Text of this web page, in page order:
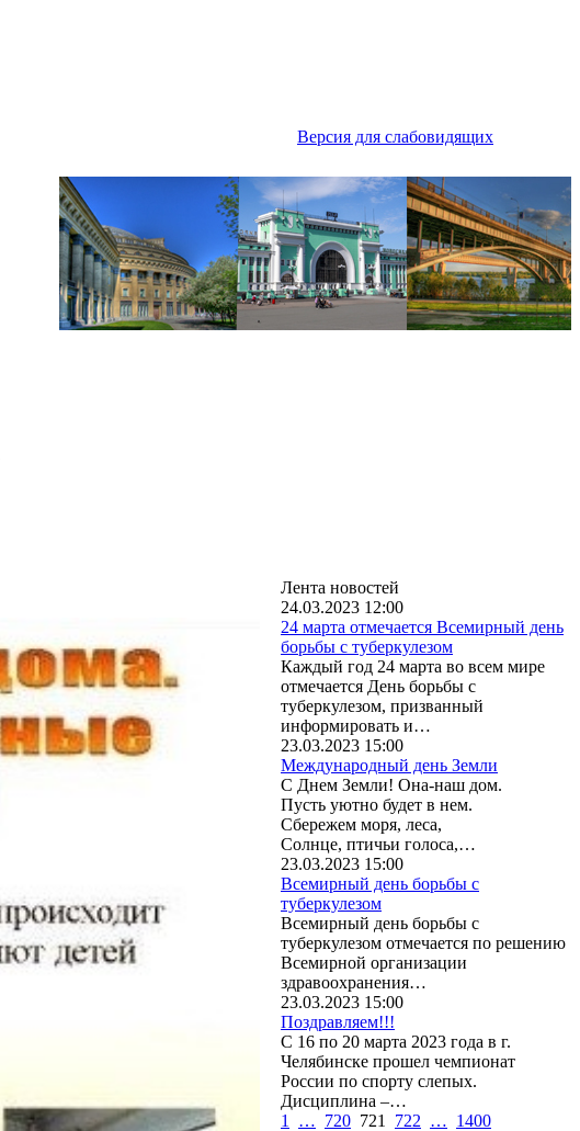
Версия для слабовидящих
Лента новостей
24.03.2023 12:00
24 марта отмечается Всемирный день
борьбы с туберкулезом
Каждый год 24 марта во всем мире
отмечается День борьбы с
туберкулезом, призванный
информировать и…
23.03.2023 15:00
Международный день Земли
С Днем Земли! Она-наш дом.
Пусть уютно будет в нем.
Сбережем моря, леса,
Солнце, птичьи голоса,…
23.03.2023 15:00
Всемирный день борьбы с
туберкулезом
Всемирный день борьбы с
туберкулезом отмечается по решению
Всемирной организации
здравоохранения…
23.03.2023 15:00
Поздравляем!!!
С 16 по 20 марта 2023 года в г.
Челябинске прошел чемпионат
России по спорту слепых.
Дисциплина –…
1
… 720 721 722 … 1400